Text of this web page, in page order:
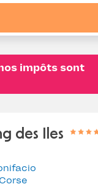
impôts sont
des Iles
Corse